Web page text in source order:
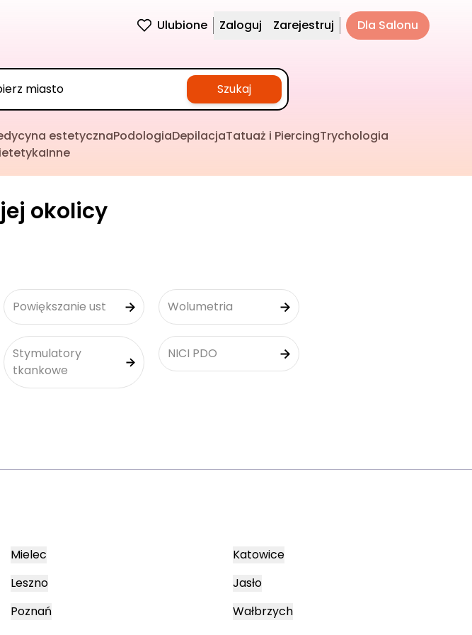
Ulubione Zaloguj Zarejestruj Dla Salonu
Szukaj
estetycznaPodologiaDepilacjaTatuaż i PiercingTrychologia
Inne
okolicy
Powiększanie ust Wolumetria
Stymulatory
tkankowe
NICI PDO
Mielec
Leszno
Poznań
Katowice
Jasło
Wałbrzych